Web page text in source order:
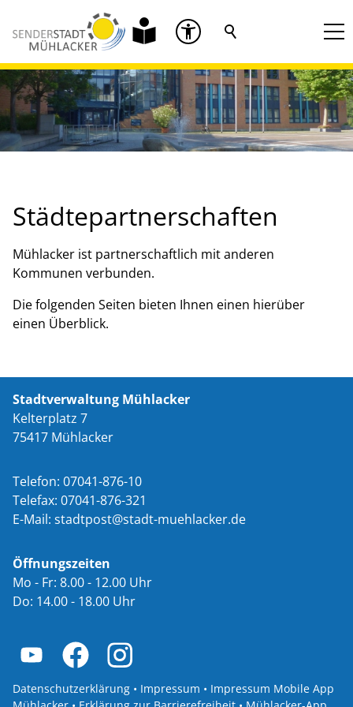
Städtepartnerschaften
Mühlacker ist partnerschaftlich mit anderen
Kommunen verbunden.
Die folgenden Seiten bieten Ihnen einen hierüber
einen Überblick.
Stadtverwaltung Mühlacker
Kelterplatz 7
75417 Mühlacker
Telefon: 07041-876-10
Telefax: 07041-876-321
E-Mail: st dtp st st dt-m hl ck r d
Öffnungszeiten
Mo - Fr: 8.00 - 12.00 Uhr
Do: 14.00 - 18.00 Uhr
Datenschutzerklärung • Impressum • Impressum Mobile App